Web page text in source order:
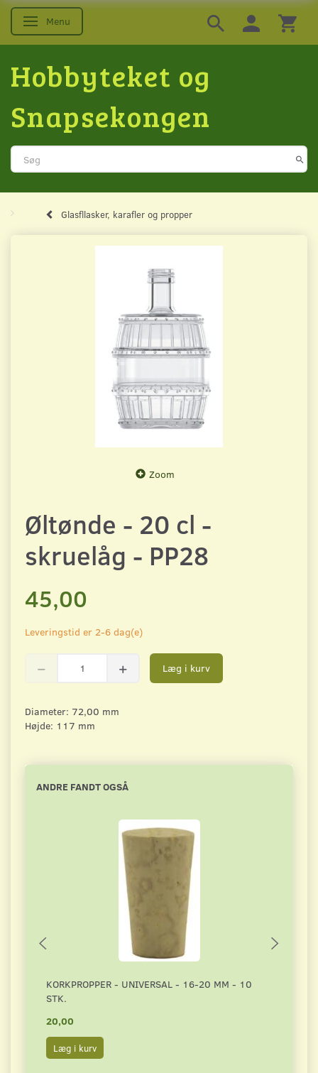
Skifte navigation
Menu
Hobbyteket og
Snapsekongen
Glasfllasker, karafler og propper
Zoom
Øltønde - 20 cl -
skruelåg - PP28
45,00
Leveringstid er 2-6 dag(e)
Læg i kurv
Diameter: 72,00 mm
Højde: 117 mm
ANDRE FANDT OGSÅ
KORKPROPPER - UNIVERSAL - 16-20 MM - 10
STK.
20,00
Læg i kurv